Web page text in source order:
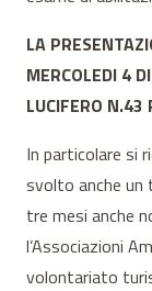
LA
MERCOLEDI 4
LUCIFERO N.43
In particolare si
svolto anche un
tre mesi anche
l’Associazioni
volontariato